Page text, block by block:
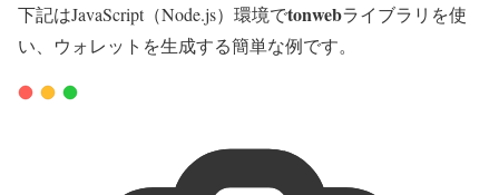
下記はJavaScript（Node.js）環境でtonwebライブラリを使
い、ウォレットを生成する簡単な例です。